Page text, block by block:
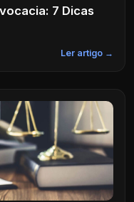
7 Dicas
Ler artigo →